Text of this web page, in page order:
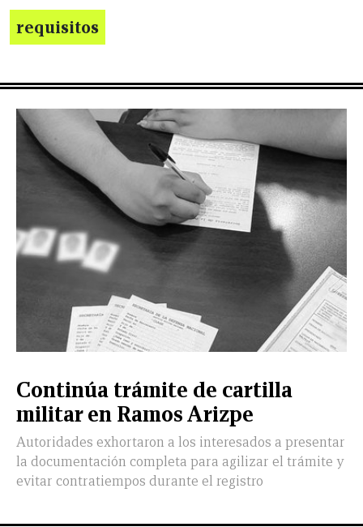
NUEVO
LEÓN
TAMAULIPAS
COAHUILA
NACIONAL
INTERNACIONAL
FINANZAS
OPINIÓN
DEPORTES
ESPECTÁCULOS
TENDENCIA
ESTILO
DE
VIDA
PODCAST
CONTACTO
NEWSLETTER
HEMEROTECA
SUPLEMENTOS
requisitos
Continúa trámite de cartilla
militar en Ramos Arizpe
Autoridades exhortaron a los interesados a presentar
la documentación completa para agilizar el trámite y
evitar contratiempos durante el registro